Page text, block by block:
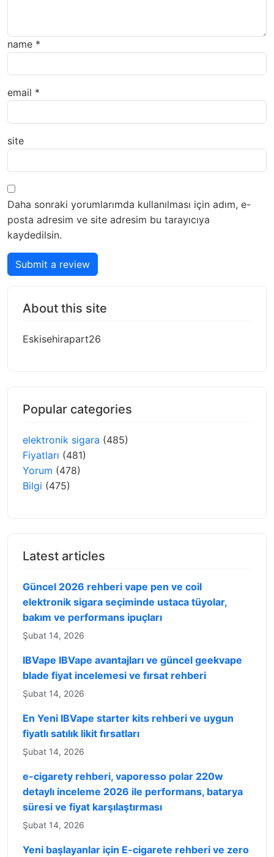
name *
email *
site
Daha sonraki yorumlarımda kullanılması için adım, e-
posta adresim ve site adresim bu tarayıcıya
kaydedilsin.
Submit a review
About this site
Eskisehirapart26
Popular categories
elektronik sigara (485)
Fiyatları (481)
Yorum (478)
Bilgi (475)
Latest articles
Güncel 2026 rehberi vape pen ve coil
elektronik sigara seçiminde ustaca tüyolar,
bakım ve performans ipuçları
Şubat 14, 2026
IBVape IBVape avantajları ve güncel geekvape
blade fiyat incelemesi ve fırsat rehberi
Şubat 14, 2026
En Yeni IBVape starter kits rehberi ve uygun
fiyatlı satılık likit fırsatları
Şubat 14, 2026
e-cigarety rehberi, vaporesso polar 220w
detaylı inceleme 2026 ile performans, batarya
süresi ve fiyat karşılaştırması
Şubat 14, 2026
Yeni başlayanlar için E-cigarete rehberi ve zero